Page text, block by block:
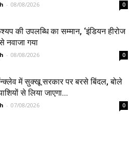
- 08/08/2026 0
की उपलब्धि का सम्मान, ‘इंडियन हीरोज
नवाजा गया
- 08/08/2026 0
में सुक्खू सरकार पर बरसे बिंदल, बोले
से लिया जाएगा...
- 07/08/2026 0